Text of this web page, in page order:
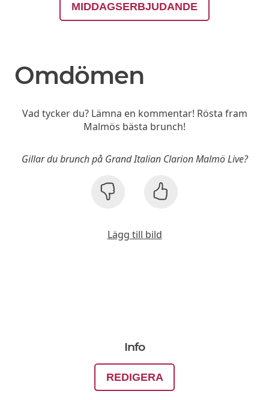
MIDDAGSERBJUDANDE
Omdömen
Vad tycker du? Lämna en kommentar! Rösta fram
Malmös bästa brunch!
Gillar du brunch på Grand Italian Clarion Malmö Live?
Lägg till bild
Info
REDIGERA